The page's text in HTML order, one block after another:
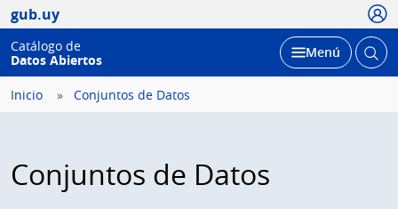
gub.uy
Catálogo de
Datos Abiertos
Desplegar
Menú Abrir
Inicio Conjuntos de Datos
Conjuntos de Datos